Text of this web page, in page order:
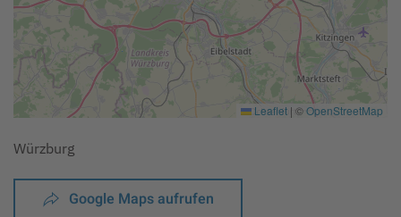
Leaflet | ©OpenStreetMap
Würzburg
Google Maps aufrufen